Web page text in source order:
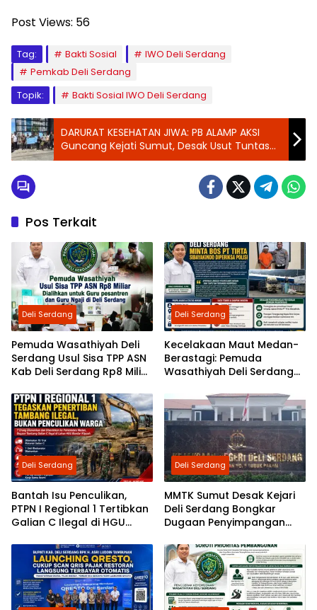
Post Views: 56
Tag: Bakti Sosial
IWO Deli Serdang
Pemkab Deli Serdang
Topik:
Bakti Sosial IWO Deli Serdang
DARURAT KESEHATAN JIWA: PB ALAMP AKSI
Guncang Kejati Sumut, Desak Usut Tuntas
Mangkraknya Tiga Proyek RSJ Ber-APBD 2025
Pos Terkait
Deli Serdang
Pemuda Wasathiyah Deli
Serdang Usul Sisa TPP ASN
Kab Deli Serdang Rp8 Miliar
Pesantren dan Guru Ngaji
Deli Serdang
Kecelakaan Maut Medan-
Berastagi: Pemuda
Wasathiyah Deli Serdang
PT Tirta Sibayakindo
Deli Serdang
Bantah Isu Penculikan,
PTPN I Regional 1 Tertibkan
Galian C Ilegal di HGU
Deli Serdang
MMTK Sumut Desak Kejari
Deli Serdang Bongkar
Dugaan Penyimpangan
Percut Rp2,5 Miliar, Peran
ASN Berinisial AS hingga
Dugaan Pinjam Bendera
Disorot